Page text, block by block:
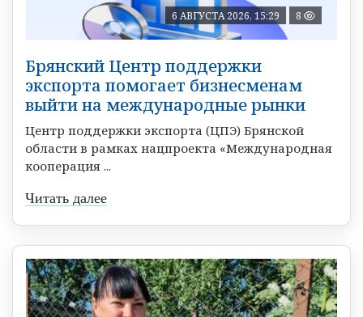
6 АВГУСТА 2026, 15:29 8
Брянский Центр поддержки
экспорта помогает бизнесменам
выйти на международные рынки
Центр поддержки экспорта (ЦПЭ) Брянской
области в рамках нацпроекта «Международная
кооперация ...
Читать далее